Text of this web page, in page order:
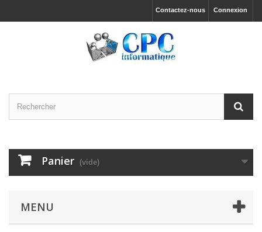
Connexion
Contactez-nous
Panier (vide)
MENU